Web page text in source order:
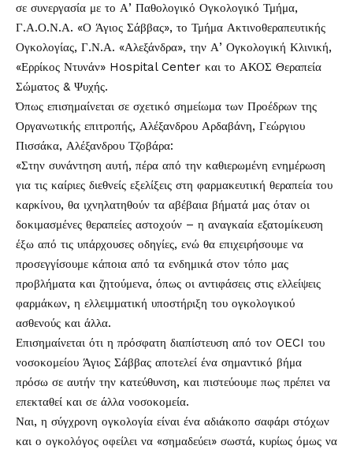
σε συνεργασία με το Α’ Παθολογικό Ογκολογικό Τμήμα,
Γ.Α.Ο.Ν.Α. «Ο Άγιος Σάββας», το Τμήμα Ακτινοθεραπευτικής
Ογκολογίας, Γ.Ν.Α. «Αλεξάνδρα», την Α’ Ογκολογική Κλινική,
«Ερρίκος Ντυνάν» Hospital Center και το ΑΚΟΣ Θεραπεία
Σώματος & Ψυχής.
Όπως επισημαίνεται σε σχετικό σημείωμα των Προέδρων της
Οργανωτικής επιτροπής, Αλέξανδρου Αρδαβάνη, Γεώργιου
Πισσάκα, Αλέξανδρου Τζοβάρα:
«Στην συνάντηση αυτή, πέρα από την καθιερωμένη ενημέρωση
για τις καίριες διεθνείς εξελίξεις στη φαρμακευτική θεραπεία του
καρκίνου, θα ιχνηλατηθούν τα αβέβαια βήματά μας όταν οι
δοκιμασμένες θεραπείες αστοχούν – η αναγκαία εξατομίκευση
έξω από τις υπάρχουσες οδηγίες, ενώ θα επιχειρήσουμε να
προσεγγίσουμε κάποια από τα ενδημικά στον τόπο μας
προβλήματα και ζητούμενα, όπως οι αντιφάσεις στις ελλείψεις
φαρμάκων, η ελλειμματική υποστήριξη του ογκολογικού
ασθενούς και άλλα.
Επισημαίνεται ότι η πρόσφατη διαπίστευση από τον OECI του
νοσοκομείου Άγιος Σάββας αποτελεί ένα σημαντικό βήμα
πρόσω σε αυτήν την κατεύθυνση, και πιστεύουμε πως πρέπει να
επεκταθεί και σε άλλα νοσοκομεία.
Ναι, η σύγχρονη ογκολογία είναι ένα αδιάκοπο σαφάρι στόχων
και ο ογκολόγος οφείλει να «σημαδεύει» σωστά, κυρίως όμως να